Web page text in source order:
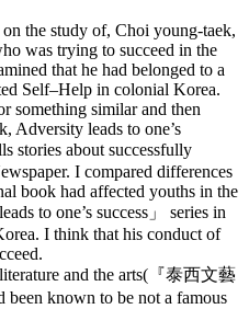
the study of, Choi young-taek,
was trying to succeed in the
that he had belonged to a
Self–Help in colonial Korea.
something similar and then
Adversity leads to one’s
stories about successfully
I compared differences
book had affected youths in the
to one’s success」 series in
I think that his conduct of
and the arts(『泰西文藝
been known to be not a famous